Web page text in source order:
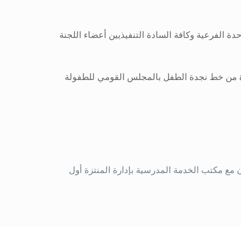
وكافة السادة التنفيذيين أعضاء اللجنة
بلاغات خط نجدة الطفل وحالات الاطفال المعرضة للخطر خلال شهر ديسمبر 2023 وعددها (٢٤) بلاغ واردة من خط نجدة الطفل بالمجلس القومي للطفولة
الإحتياجات الخاصة بالتعاون مع مكتب الخدمة المدرسية بإدارة المنتزة أول